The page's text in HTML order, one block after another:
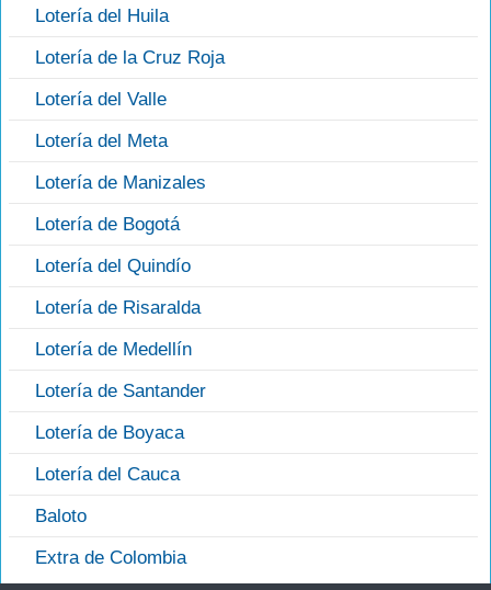
Lotería del Huila
Lotería de la Cruz Roja
Lotería del Valle
Lotería del Meta
Lotería de Manizales
Lotería de Bogotá
Lotería del Quindío
Lotería de Risaralda
Lotería de Medellín
Lotería de Santander
Lotería de Boyaca
Lotería del Cauca
Baloto
Extra de Colombia